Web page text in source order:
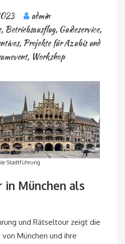
admin
, Betriebsausflug, Guideservice,
, Projekte für Azubis und
, Workshop
Stadtführung
München als
und Rätseltour zeigt die
München und ihre